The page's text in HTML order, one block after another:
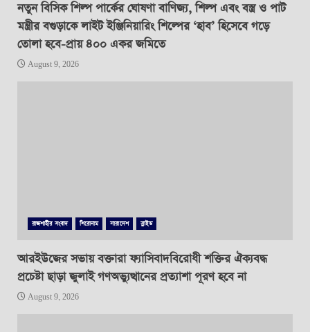
নতুন বিসিক শিল্প পার্কের ঘোষণা বাণিজ্য, শিল্প এবং বস্ত্র ও পাট
মন্ত্রীর বগুড়াকে লাইট ইঞ্জিনিয়ারিং শিল্পের ‘হাব’ হিসেবে গড়ে
তোলা হবে-প্রায় ৪০০ একর জমিতে
August 9, 2026
রাজশাহীর সংবাদ শিরোনাম সারাদেশ স্লাইড
আরইউজের সভায় বক্তারা ফ্যাসিবাদবিরোধী শক্তির ঐক্যবদ্ধ
প্রচেষ্টা ছাড়া জুলাই গণঅভ্যুত্থানের প্রত্যাশা পূরণ হবে না
August 9, 2026